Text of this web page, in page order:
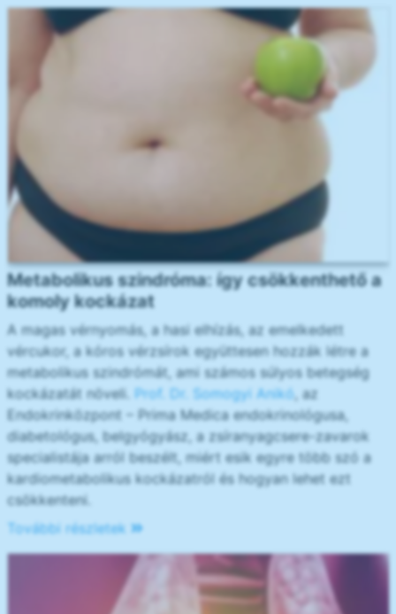
Metabolikus szindróma: így csökkenthető a
komoly kockázat
A magas vérnyomás, a hasi elhízás, az emelkedett
vércukor, a kóros vérzsírok együttesen hozzák létre a
metabolikus szindrómát, ami számos súlyos betegség
kockázatát növeli. Prof. Dr. Somogyi Anikó, az
Endokrinközpont – Prima Medica endokrinológusa,
diabetológus, belgyógyász, a zsíranyagcsere-zavarok
specialistája arról beszélt, miért esik egyre több szó a
kardiometabolikus kockázatról és hogyan lehet ezt
csökkenteni.
További részletek